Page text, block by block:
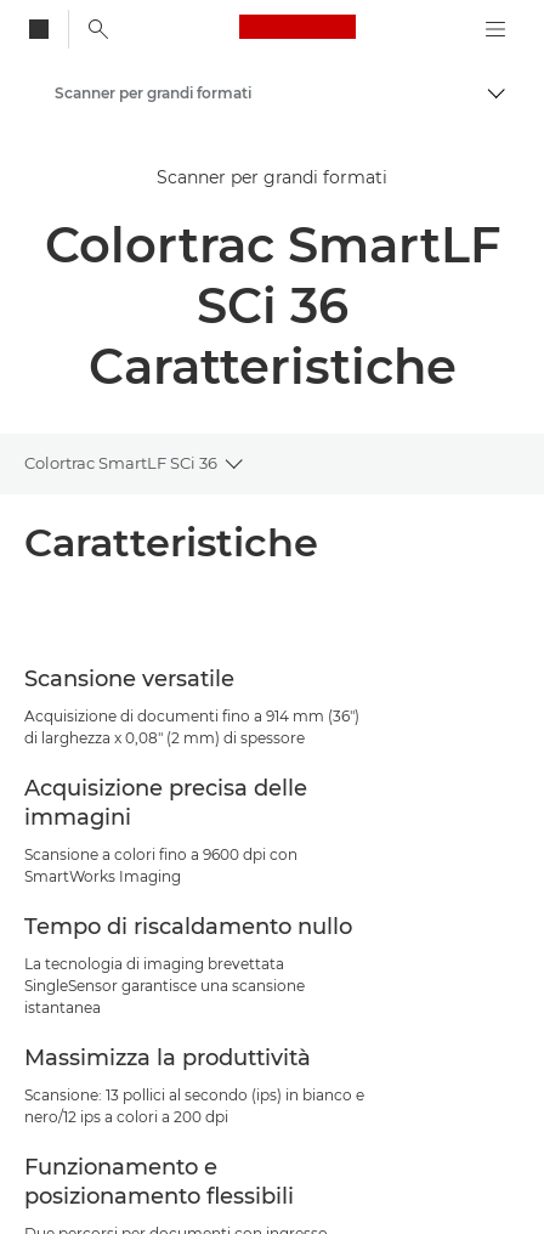
Canon Logo, back
Soluzioni e servizi
Prodotti per le aziende
Scanner per grandi formati
Scanner per grandi formati
Colortrac SmartLF
SCi 36
Caratteristiche
Colortrac SmartLF SCi 36
Toggle breadcrumbs
Caratteristiche
Scansione versatile
Acquisizione di documenti fino a 914 mm (36")
di larghezza x 0,08" (2 mm) di spessore
Acquisizione precisa delle
immagini
Scansione a colori fino a 9600 dpi con
SmartWorks Imaging
Tempo di riscaldamento nullo
La tecnologia di imaging brevettata
SingleSensor garantisce una scansione
istantanea
Massimizza la produttività
Scansione: 13 pollici al secondo (ips) in bianco e
nero/12 ips a colori a 200 dpi
Funzionamento e
posizionamento flessibili